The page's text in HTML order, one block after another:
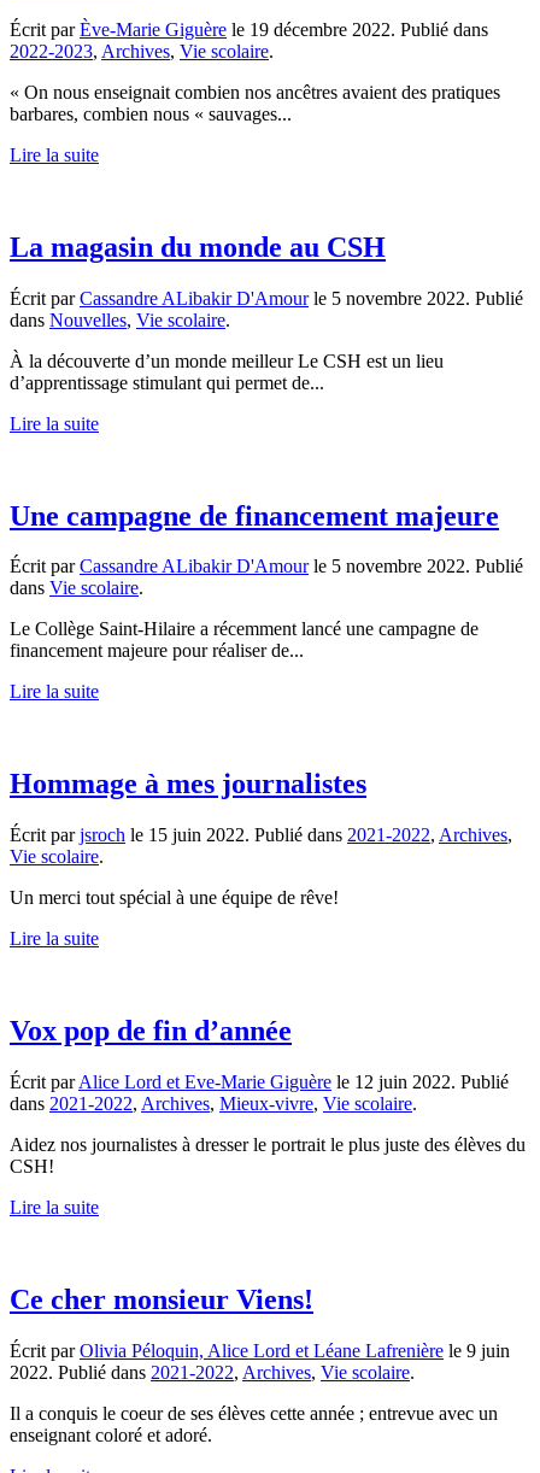
Écrit parÈve-Marie Giguère le 19 décembre 2022. Publié dans
2022-2023, Archives, Vie scolaire.
« On nous enseignait combien nos ancêtres avaient des pratiques
barbares, combien nous « sauvages...
Lire la suite
La magasin du monde au CSH
Écrit parCassandre ALibakir D'Amourle 5 novembre 2022. Publié
dans Nouvelles, Vie scolaire.
À la découverte d’un monde meilleur Le CSH est un lieu
d’apprentissage stimulant qui permet de...
Lire la suite
Une campagne de financement majeure
Écrit parCassandre ALibakir D'Amourle 5 novembre 2022. Publié
dans Vie scolaire.
Le Collège Saint-Hilaire a récemment lancé une campagne de
financement majeure pour réaliser de...
Lire la suite
Hommage à mes journalistes
Écrit parjsroch le 15 juin 2022. Publié dans 2021-2022, Archives,
Vie scolaire.
Un merci tout spécial à une équipe de rêve!
Lire la suite
Vox pop de fin d’année
Écrit parAlice Lord et Eve-Marie Giguère le 12 juin 2022. Publié
dans 2021-2022, Archives, Mieux-vivre, Vie scolaire.
Aidez nos journalistes à dresser le portrait le plus juste des élèves du
CSH!
Lire la suite
Ce cher monsieur Viens!
Écrit parOlivia Péloquin, Alice Lord et Léane Lafrenière le 9 juin
2022. Publié dans 2021-2022, Archives, Vie scolaire.
Il a conquis le coeur de ses élèves cette année ; entrevue avec un
enseignant coloré et adoré.